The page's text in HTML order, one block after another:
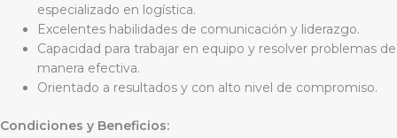
especializado en logística.
Excelentes habilidades de comunicación y liderazgo.
Capacidad para trabajar en equipo y resolver problemas de
manera efectiva.
Orientado a resultados y con alto nivel de compromiso.
Condiciones y Beneficios: